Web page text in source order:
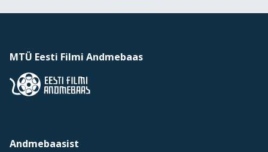
MTÜ Eesti Filmi Andmebaas
Andmebaasist